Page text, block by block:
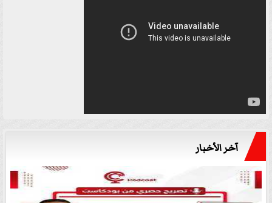
آخر الأخبار